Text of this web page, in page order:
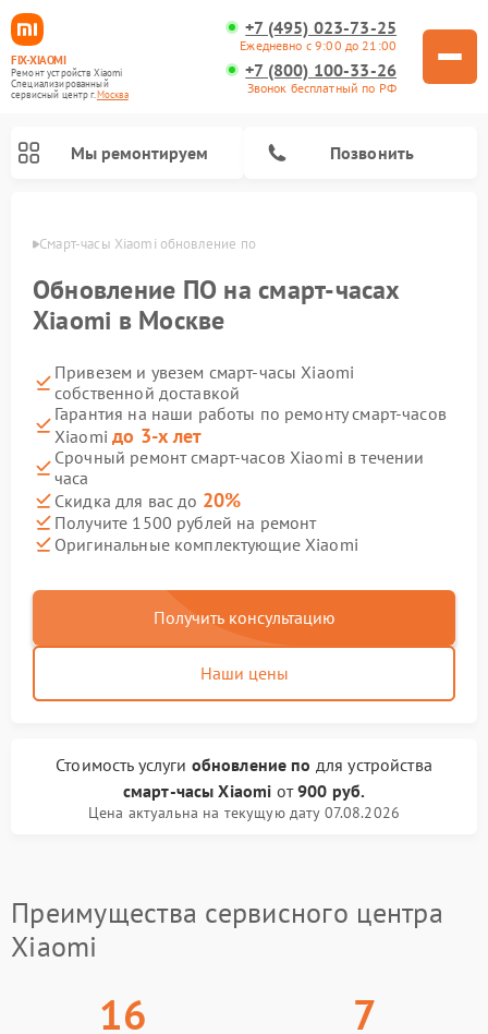
FIX-XIAOMI
Ремонт устройств Xiaomi
Специализированный
cервисный центр г.Москва
+7 (495) 023-73-25
Ежедневно с 9:00 до 21:00
+7 (800) 100-33-26
Звонок бесплатный по РФ
Мы ремонтируем Позвонить
Смарт-часы Xiaomi обновление по
Обновление ПО на смарт-часах
Xiaomi в Москве
Привезем и увезем смарт-часы Xiaomi
собственной доставкой
Гарантия на наши работы по ремонту смарт-часов
Xiaomiдо 3-х лет
Срочный ремонт смарт-часов Xiaomi в течении
часа
Скидка для вас до 20%
Получите 1500 рублей на ремонт
Оригинальные комплектующие Xiaomi
Получить консультацию
Наши цены
Стоимость услуги обновление по для устройства
смарт-часы Xiaomi от900 руб.
Цена актуальна на текущую дату 07.08.2026
Преимущества сервисного центра
Xiaomi
16 7